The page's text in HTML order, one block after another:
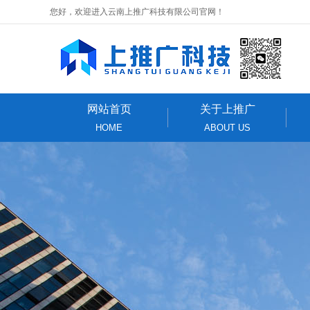
您好，欢迎进入云南上推广科技有限公司官网！
网站首页
HOME
关于上推广
ABOUT US